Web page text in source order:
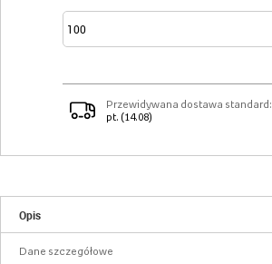
Przewidywana dostawa standard:
pt. (14.08)
Opis
Dane szczegółowe